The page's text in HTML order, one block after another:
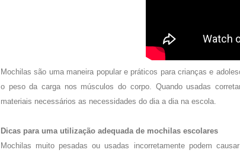
Mochilas são uma maneira popular e práticos para crianças e
o peso da carga nos músculos do corpo. Quando usadas
materiais necessários as necessidades do dia a dia na escola.
Dicas para uma utilização adequada de mochilas escolares
Mochilas muito pesadas ​​ou usadas ​​incorretamente podem